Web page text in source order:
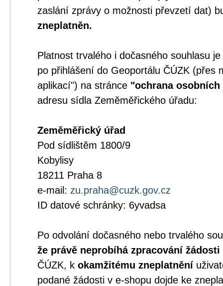
zaslání zprávy o možnosti převzetí dat)
zneplatněn.
Platnost trvalého i dočasného souhlasu
po přihlášení do Geoportálu ČÚZK (přes
aplikací") na stránce "ochrana osobních
adresu sídla Zeměměřického úřadu:
Zeměměřický úřad
Pod sídlištěm 1800/9
Kobylisy
18211 Praha 8
e-mail: zu.praha@cuzk.gov.cz
ID datové schránky: 6yvadsa
Po odvolání dočasného nebo trvalého
že právě neprobíhá zpracování žádosti
ČÚZK, k okamžitému zneplatnění
podané žádosti v e-shopu dojde ke